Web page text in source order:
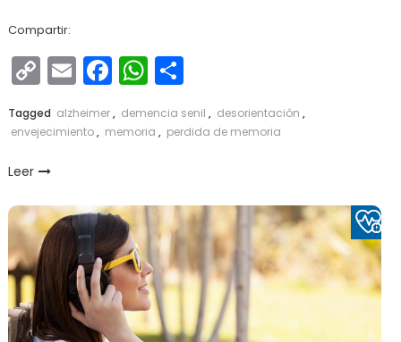
Compartir:
Copy
Link
EmailFacebook
WhatsApp
Compartir
Tagged alzheimer, demencia senil , desorientación ,
envejecimiento, memoria , perdida de memoria
Leer